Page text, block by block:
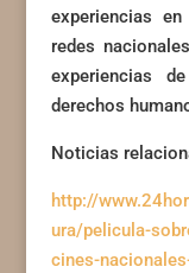
experiencias
redes
experiencias
derechos
Noticias
http://
ura/pelicula-
cines-